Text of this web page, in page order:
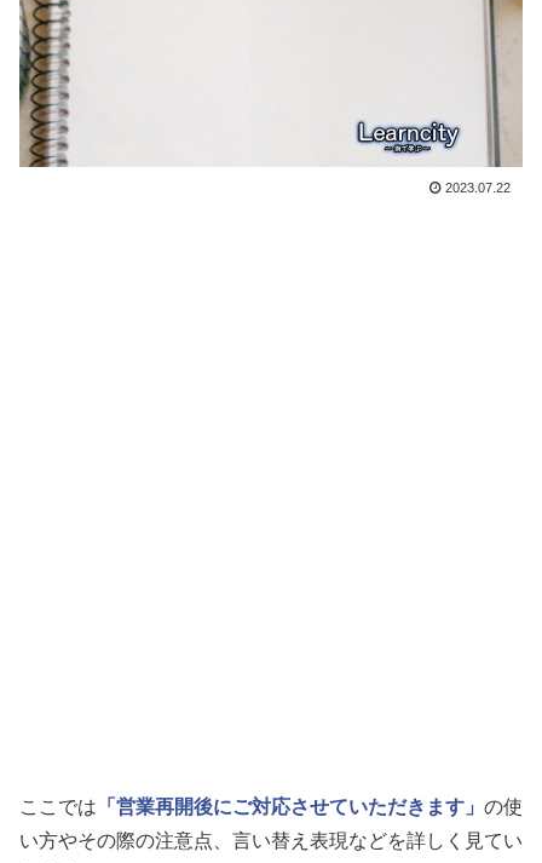
2023.07.22
ここでは 「営業再開後にご対応させていただきます」 の使
い方やその際の注意点、言い替え表現などを詳しく見てい